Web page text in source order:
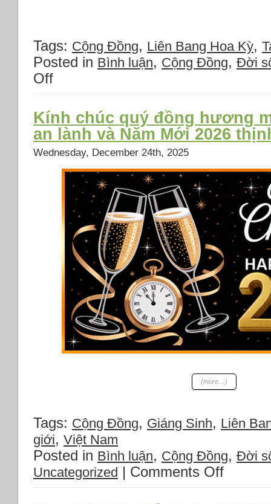
Tags: Cộng Đồng, Liên Bang Hoa Kỳ,
Posted in Bình luận, Cộng Đồng, Đời
Offon
30-
4-
1975
không
nào
quên
Tampa
Bay)
Kính chúc quý đồng hương
an lành và Năm Mới 2026
Wednesday, December 24th, 2025
(more…)
Tags: Cộng Đồng, Giáng Sinh, Liên
giới, Việt Nam
Posted in Bình luận, Cộng Đồng, Đời
Uncategorized | Comments Offon